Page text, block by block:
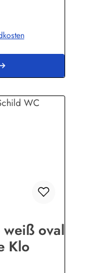
weil sonst
können
zu den
Bini Inh. Eda
Preis:
weiß oval
Klo